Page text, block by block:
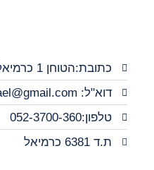
כתובת:הטוחן 1 כרמיאל
דוא"ל: msnewsisrael@gmail.com
טלפון:052-3700-360
ת.ד 6381 כרמיאל